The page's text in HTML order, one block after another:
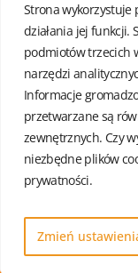
Strona wykorzystuje
działania jej funkcji.
podmiotów trzecich
narzędzi
Informacje
przetwarzane są
zewnętrznych. Czy
niezbędne plików
prywatności.
Zmień
STATUT
REGULAMIN
ZARZĄD I KOMISJA
GRUPY LOKALNE
KALENDARIUM
KONTAKT
POLITYKA PRYWATNOŚCI